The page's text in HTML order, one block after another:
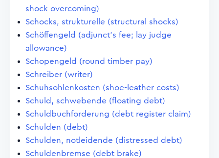
shock overcoming)
Schocks, strukturelle (structural shocks)
Schöffengeld (adjunct's fee; lay judge
allowance)
Schopengeld (round timber pay)
Schreiber (writer)
Schuhsohlenkosten (shoe-leather costs)
Schuld, schwebende (floating debt)
Schuldbuchforderung (debt register claim)
Schulden (debt)
Schulden, notleidende (distressed debt)
Schuldenbremse (debt brake)